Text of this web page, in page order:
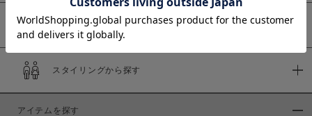
価格
～
予約商品
スタイリングから探す
アイテムを探す